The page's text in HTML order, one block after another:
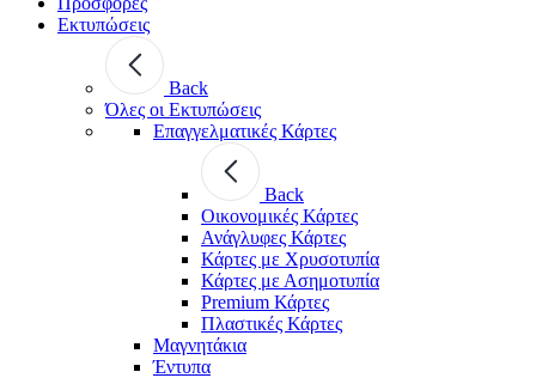
Εκτυπώσεις
Back
Όλες οι Εκτυπώσεις
Επαγγελματικές Κάρτες
Back
Οικονομικές Κάρτες
Ανάγλυφες Κάρτες
Κάρτες με Χρυσοτυπία
Κάρτες με Ασημοτυπία
Premium Κάρτες
Πλαστικές Κάρτες
Μαγνητάκια
Έντυπα